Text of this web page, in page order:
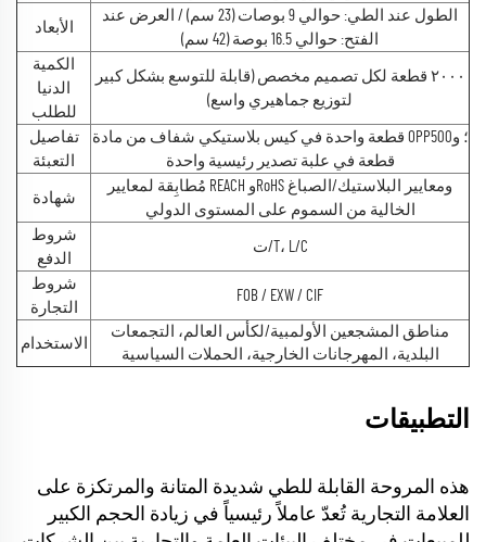
الأبعاد
الطول عند الطي: حوالي 9 بوصات (23 سم) / العرض عند
الفتح: حوالي 16.5 بوصة (42 سم)
الكمية
الدنيا
للطلب
٢٠٠٠ قطعة لكل تصميم مخصص (قابلة للتوسع بشكل كبير
لتوزيع جماهيري واسع)
تفاصيل
التعبئة
قطعة واحدة في كيس بلاستيكي شفاف من مادة OPP؛ و500
قطعة في علبة تصدير رئيسية واحدة
شهادة
مُطابِقة لمعايير REACH وRoHS ومعايير البلاستيك/الصباغ
الخالية من السموم على المستوى الدولي
شروط
الدفع
ت/T، L/C
شروط
التجارة
FOB / EXW / CIF
الاستخدام
مناطق المشجعين الأولمبية/لكأس العالم، التجمعات
البلدية، المهرجانات الخارجية، الحملات السياسية
التطبيقات
هذه المروحة القابلة للطي شديدة المتانة والمرتكزة على
العلامة التجارية تُعدّ عاملاً رئيسياً في زيادة الحجم الكبير